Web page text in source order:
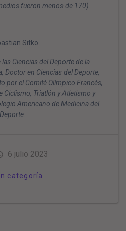
fueron menos de 170)
Sitko
Ciencias del Deporte de la
Doctor en Ciencias del Deporte,
por el Comité Olímpico Francés,
Ciclismo, Triatlón y Atletismo y
Americano de Medicina del
Deporte.
6 julio 2023
categoría